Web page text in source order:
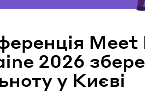
2026
у Києві